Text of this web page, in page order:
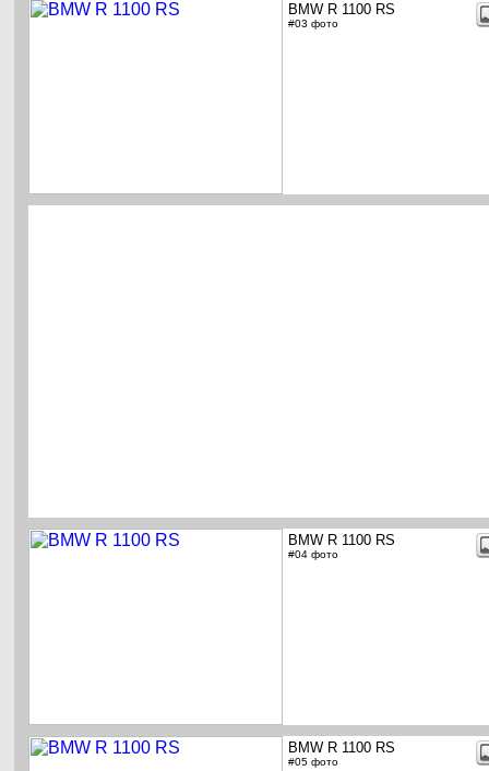
BMW R 1100 RS
#03 фото
BMW R 1100 RS
#04 фото
BMW R 1100 RS
#05 фото